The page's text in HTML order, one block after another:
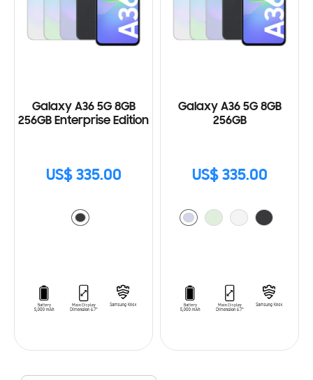
Galaxy A36 5G 8GB
256GB Enterprise Edition
US$ 335.00
Galaxy A36 5G 8GB
256GB
US$ 335.00